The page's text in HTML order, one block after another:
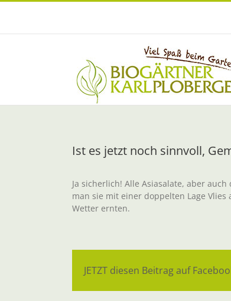
Zum
Ist es jetzt noch sinnvoll,
Ja sicherlich! Alle Asiasalate, aber
man sie mit einer doppelten Lage
Wetter ernten.
JETZT diesen Beitrag auf